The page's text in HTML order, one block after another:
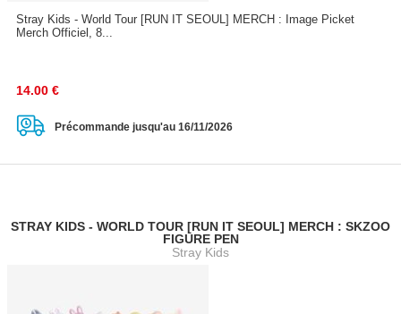
Stray Kids - World Tour [RUN IT SEOUL] MERCH : Image Picket
Merch Officiel, 8...
14.00 €
Précommande jusqu'au 16/11/2026
STRAY KIDS - WORLD TOUR [RUN IT SEOUL] MERCH : SKZOO
FIGURE PEN
Stray Kids